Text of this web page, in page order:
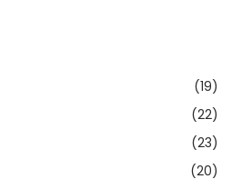
(19)
(22)
(23)
(20)